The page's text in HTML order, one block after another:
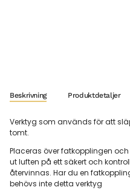
Beskrivning Produktdetaljer
Verktyg som används för att
tomt.
Placeras över fatkopplingen
ut luften på ett säkert och
återvinnas. Har du en
behövs inte detta verktyg